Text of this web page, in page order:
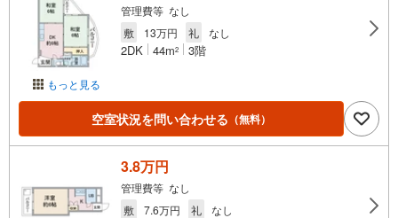
もっと見る
管理費等 なし
敷
13万円 礼 なし
2DK 44m2 3階
空室状況を問い合わせる （無料）
3.8万円
管理費等 なし
敷
7.6万円 礼 なし